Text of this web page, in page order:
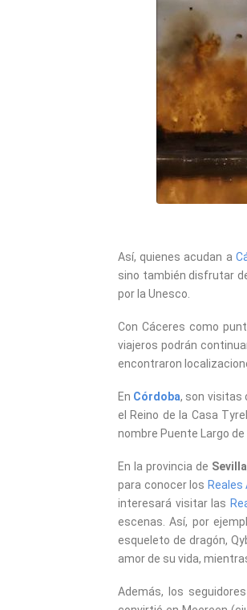
Así, quienes acudan a
sino también disfrutar
por la Unesco.
Con Cáceres como
viajeros podrán
encontraron
En Córdoba, son visitas
el Reino de la Casa
nombre Puente Largo de
En la provincia de Sevilla
para conocer los Reales
interesará visitar las
escenas. Así, por
esqueleto de dragón,
amor de su vida,
Además, los